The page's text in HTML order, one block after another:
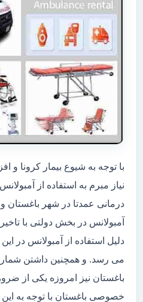
با توجه به شیوع بیمار کرونا و
نیاز مبرم به استفاده از
درمانی عمدتا در شهر باغستان
آمبولانس در بخش دولتی با
دلیل استفاده از آمبولانس در
می رسد. و همچنین داشتن
باغستان نیز امروزه یکی از
خصوصی باغستان با توجه به